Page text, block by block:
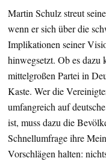
Martin Schulz streut
wenn er sich über die
Implikationen seiner
hinwegsetzt. Ob es
mittelgroßen Partei in
Kaste. Wer die
umfangreich auf
ist, muss dazu die
Schnellumfrage ihre
Vorschlägen halten: